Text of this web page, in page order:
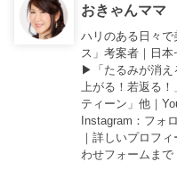
おきゃんママ
ハリのある日々
ス」考案者｜日
▶︎「 たるみが消え
上がる！若返る！
ティーン」他｜
Instagram ：フォ
｜詳しいプロフィ
わせフォーム まで